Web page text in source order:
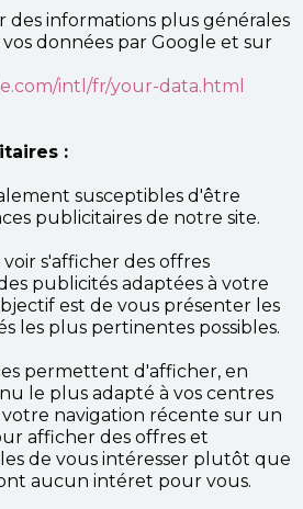
des informations plus générales
données par Google et sur
intl/fr/your-data.html
:
susceptibles d'être
publicitaires de notre site.
s'afficher des offres
publicités adaptées à votre
est de vous présenter les
les plus pertinentes possibles.
permettent d'afficher, en
le plus adapté à vos centres
navigation récente sur un
afficher des offres et
de vous intéresser plutôt que
aucun intéret pour vous.